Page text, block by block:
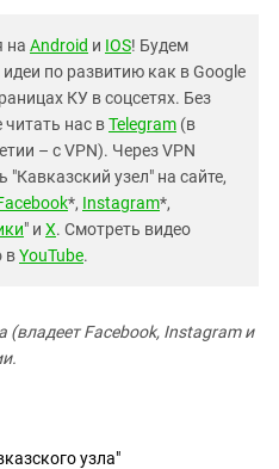
на Android и IOS! Будем
по развитию как в Google
КУ в соцсетях. Без
нас вTelegram (в
– с VPN). Через VPN
узел" на сайте,
*, Instagram*,
" и X. Смотреть видео
вYouTube.
(владеет Facebook, Instagram и
узла"